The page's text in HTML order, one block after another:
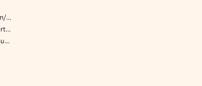
Bilanzbuchhalter mit Erfahrung (m/w/d)
Leiter Projektmanagement und Vertrieb (w/m/d)
Kundendienstleiter - Land- und Baumaschinen (w/m/x)